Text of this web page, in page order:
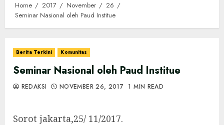
Home 2017 November
26
Seminar Nasional oleh Paud Institue
Berita Terkini Komunitas
Seminar Nasional oleh Paud Institue
REDAKSI NOVEMBER 26, 2017 1 MIN READ
Sorot jakarta,25/ 11/2017.